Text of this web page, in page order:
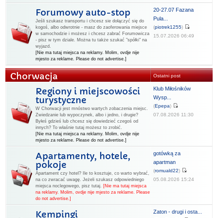
Forumowy auto-stop
Jeśli szukasz transportu i chcesz sie dołączyć się do
kogoś, albo odwrotnie - masz do zaoferowania miejsce
w samochodzie i możesz i chcesz zabrać Forumowicza
- pisz w tym dziale. Można tu także szukać "spółki" na
wyjazd.
[Nie ma tutaj miejsca na reklamy. Molim, ovdje nije
mjesto za reklame. Please do not advertise.]
20-27.07 Fazana
Pula...
(piotrek1255)
15.07.2026 06:49
Chorwacja Ostatni post
Regiony i miejscowości
turystyczne
W Chorwacji jest mnóstwo wartych zobaczenia miejsc.
Zwiedzanie lub wypoczynek, albo i jedno, i drugie?
Byłeś gdzieś lub chcesz się dowiedzieć czegoś od
innych? To właśnie tutaj możesz to zrobić.
[Nie ma tutaj miejsca na reklamy. Molim, ovdje nije
mjesto za reklame. Please do not advertise.]
Klub Miłośników
Wysp...
(Epepa)
07.08.2026 11:30
Apartamenty, hotele,
pokoje
Apartament czy hotel? Ile to kosztuje, co warto wybrać,
na co zwracać uwagę. Jeżeli szukasz odpowiedniego
miejsca noclegowego, pisz tutaj. [Nie ma tutaj miejsca
na reklamy. Molim, ovdje nije mjesto za reklame. Please
do not advertise.]
gotówką za
apartman
(romuald22)
05.08.2026 15:24
Kempingi Zaton - drugi i osta...